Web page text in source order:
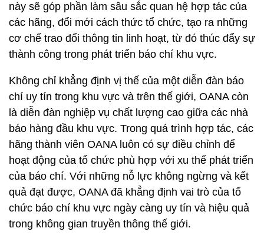
này sẽ góp phần làm sâu sắc quan hệ hợp tác của
các hãng, đổi mới cách thức tổ chức, tạo ra những
cơ chế trao đổi thông tin linh hoạt, từ đó thúc đẩy sự
thành công trong phát triển báo chí khu vực.
Không chỉ khẳng định vị thế của một diễn đàn báo
chí uy tín trong khu vực và trên thế giới, OANA còn
là diễn đàn nghiệp vụ chất lượng cao giữa các nhà
báo hàng đầu khu vực. Trong quá trình hợp tác, các
hãng thành viên OANA luôn có sự điều chỉnh để
hoạt động của tổ chức phù hợp với xu thế phát triển
của báo chí. Với những nỗ lực không ngừng và kết
quả đạt được, OANA đã khẳng định vai trò của tổ
chức báo chí khu vực ngày càng uy tín và hiệu quả
trong không gian truyền thông thế giới.